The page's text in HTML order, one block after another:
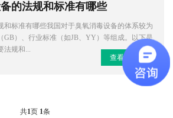
的法规和标准有哪些
和标准有哪些我国对于臭氧消毒设备的体系较为
GB）、行业标准（如JB、YY）等组成。以下是
法规和...
查看更多>>
共1页 1条